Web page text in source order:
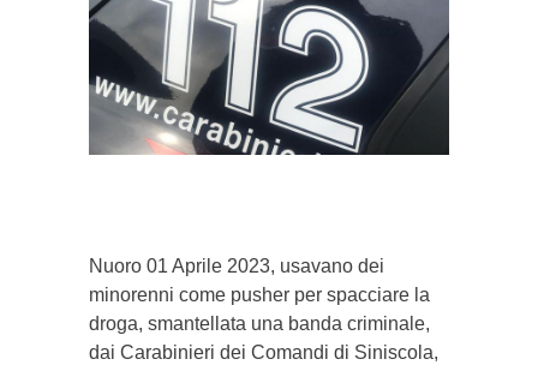
Nuoro 01 Aprile 2023, usavano dei
minorenni come pusher per spacciare la
droga, smantellata una banda criminale,
dai Carabinieri dei Comandi di Siniscola,